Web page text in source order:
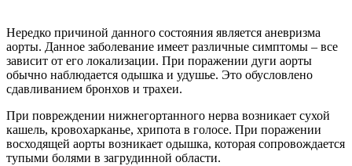
Нередко причиной данного состояния является аневризма
аорты. Данное заболевание имеет различные симптомы – все
зависит от его локализации. При поражении дуги аорты
обычно наблюдается одышка и удушье. Это обусловлено
сдавливанием бронхов и трахеи.
При повреждении нижнегортанного нерва возникает сухой
кашель, кровохарканье, хрипота в голосе. При поражении
восходящей аорты возникает одышка, которая сопровождается
тупыми болями в загрудинной области.